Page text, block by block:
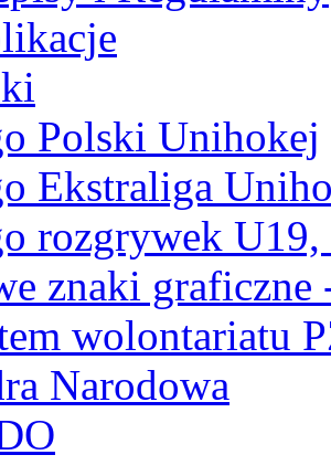
Polski Unihokej
Ekstraliga
rozgrywek
znaki graficzne
wolontariatu
Narodowa